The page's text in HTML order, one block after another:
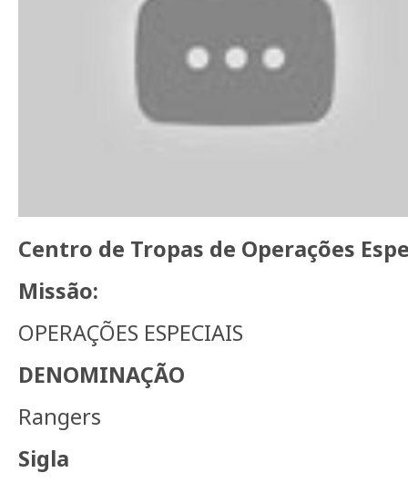
Centro de Tropas de Operações
Missão:
OPERAÇÕES ESPECIAIS
DENOMINAÇÃO
Rangers
Sigla